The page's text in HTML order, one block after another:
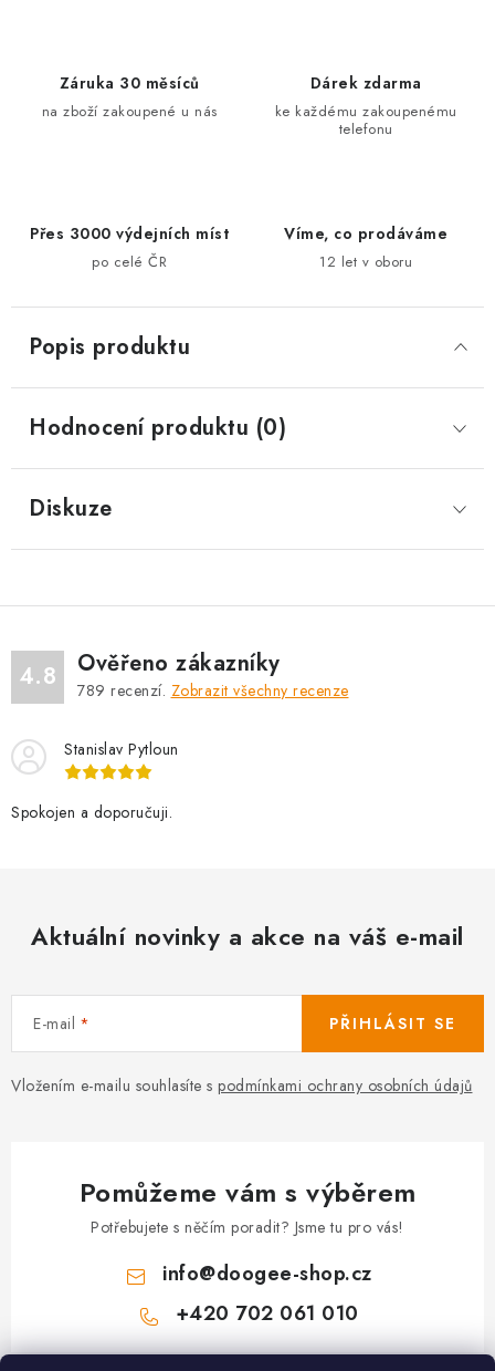
Záruka 30 měsíců
na zboží zakoupené u nás
Dárek zdarma
ke každému zakoupenému
telefonu
Přes 3000 výdejních míst
po celé ČR
Víme, co prodáváme
12 let v oboru
Popis produktu
Hodnocení produktu (0)
Diskuze
4.8 Ověřeno zákazníky
789 recenzí. Zobrazit všechny recenze
Stanislav Pytloun
Spokojen a doporučuji.
Aktuální novinky a akce na váš e-mail
E-mail
Vložením e-mailu souhlasíte s podmínkami ochrany osobních údajů
PŘIHLÁSIT SE
Pomůžeme vám s výběrem
Potřebujete s něčím poradit? Jsme tu pro vás!
info@doogee-shop.cz
+420 702 061 010